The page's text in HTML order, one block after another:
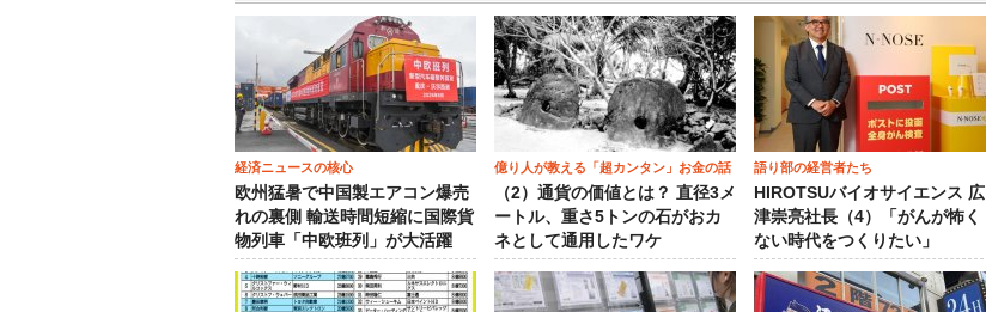
経済ニュースの核心
欧州猛暑で中国製エアコン爆売
れの裏側 輸送時間短縮に国際貨
物列車「中欧班列」が大活躍
億り人が教える「超カンタン」お金の話
（2）通貨の価値とは？ 直径3メ
ートル、重さ5トンの石がおカ
ネとして通用したワケ
語り部の経営者たち
HIROTSUバイオサイエンス 広
津崇亮社長（4）「がんが怖く
ない時代をつくりたい」